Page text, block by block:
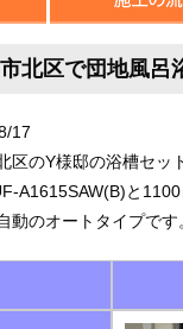
北区で団地風呂
17
区のY様邸の浴槽セッ
A1615SAW(B)と
動のオートタイプです